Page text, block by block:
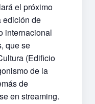
el próximo
edición de
internacional
que se
(Edificio
de la
de
en streaming.